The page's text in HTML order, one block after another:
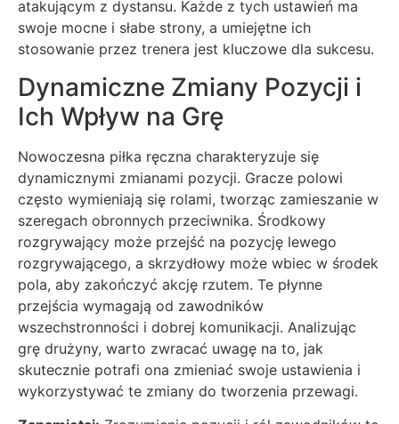
atakującym z dystansu. Każde z tych ustawień ma
swoje mocne i słabe strony, a umiejętne ich
stosowanie przez trenera jest kluczowe dla sukcesu.
Dynamiczne Zmiany Pozycji i
Ich Wpływ na Grę
Nowoczesna piłka ręczna charakteryzuje się
dynamicznymi zmianami pozycji. Gracze polowi
często wymieniają się rolami, tworząc zamieszanie w
szeregach obronnych przeciwnika. Środkowy
rozgrywający może przejść na pozycję lewego
rozgrywającego, a skrzydłowy może wbiec w środek
pola, aby zakończyć akcję rzutem. Te płynne
przejścia wymagają od zawodników
wszechstronności i dobrej komunikacji. Analizując
grę drużyny, warto zwracać uwagę na to, jak
skutecznie potrafi ona zmieniać swoje ustawienia i
wykorzystywać te zmiany do tworzenia przewagi.